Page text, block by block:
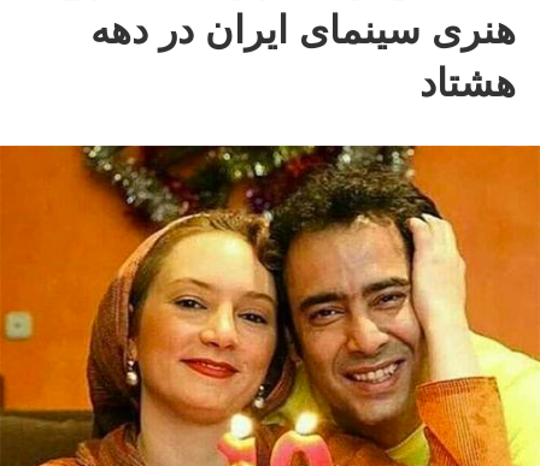
هنری سینمای ایران در دهه
هشتاد